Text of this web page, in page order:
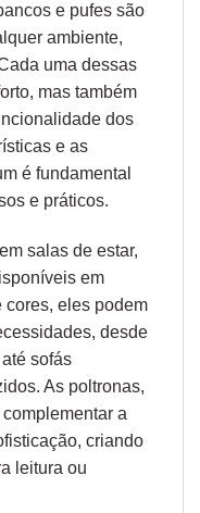
e pufes são
ambiente,
uma dessas
mas também
dos
e as
é fundamental
e práticos.
salas de estar,
em
cores, eles podem
desde
sofás
As poltronas,
a
criando
leitura ou